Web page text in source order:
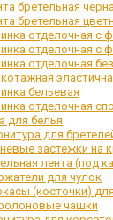
бретельная
бретельная
отделочная с
отделочная с
отделочная
бельевая
отделочная
для белья
для
застежки на
лента (под
для чулок
(косточки)
чашки